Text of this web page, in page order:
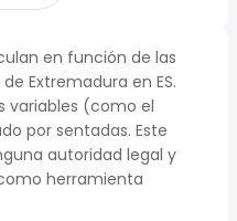
en función de las
Extremadura en ES.
variables (como el
por sentadas. Este
autoridad legal y
herramienta